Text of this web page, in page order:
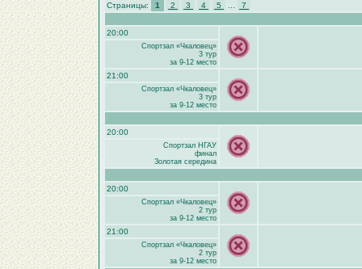
Страницы:
1 2 3 4 5
7
20:00
Спортзал «Чкаловец»
3 тур
за 9-12 место
21:00
Спортзал «Чкаловец»
3 тур
за 9-12 место
20:00
Спортзал НГАУ
финал
Золотая середина
20:00
Спортзал «Чкаловец»
2 тур
за 9-12 место
21:00
Спортзал «Чкаловец»
2 тур
за 9-12 место